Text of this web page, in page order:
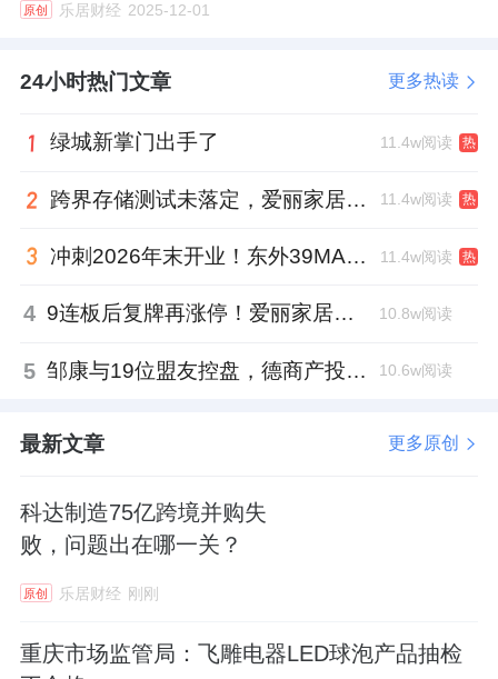
原创 乐居财经 2025-12-01
24小时热门文章 更多热读
绿城新掌门出手了 11.4w阅读 热
跨界存储测试未落定，爱丽家居复牌前自揭多重风险 11.4w阅读 热
冲刺2026年末开业！东外39MALL全球招商启幕，重构东直门商圈格局 11.4w阅读 热
4 9连板后复牌再涨停！爱丽家居市盈率318倍，跨界收购案尚未落地 10.8w阅读
5 邹康与19位盟友控盘，德商产投服务散户绝迹 10.6w阅读
最新文章 更多原创
科达制造75亿跨境并购失
败，问题出在哪一关？
原创 乐居财经 刚刚
重庆市场监管局：飞雕电器LED球泡产品抽检